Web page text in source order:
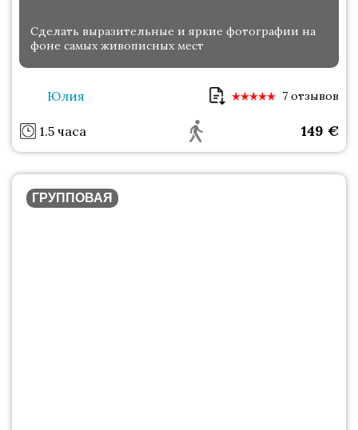
Сделать выразительные и яркие фотографии на
фоне самых живописных мест
Юлия 7 отзывов
1.5 часа 149 €
ГРУППОВАЯ